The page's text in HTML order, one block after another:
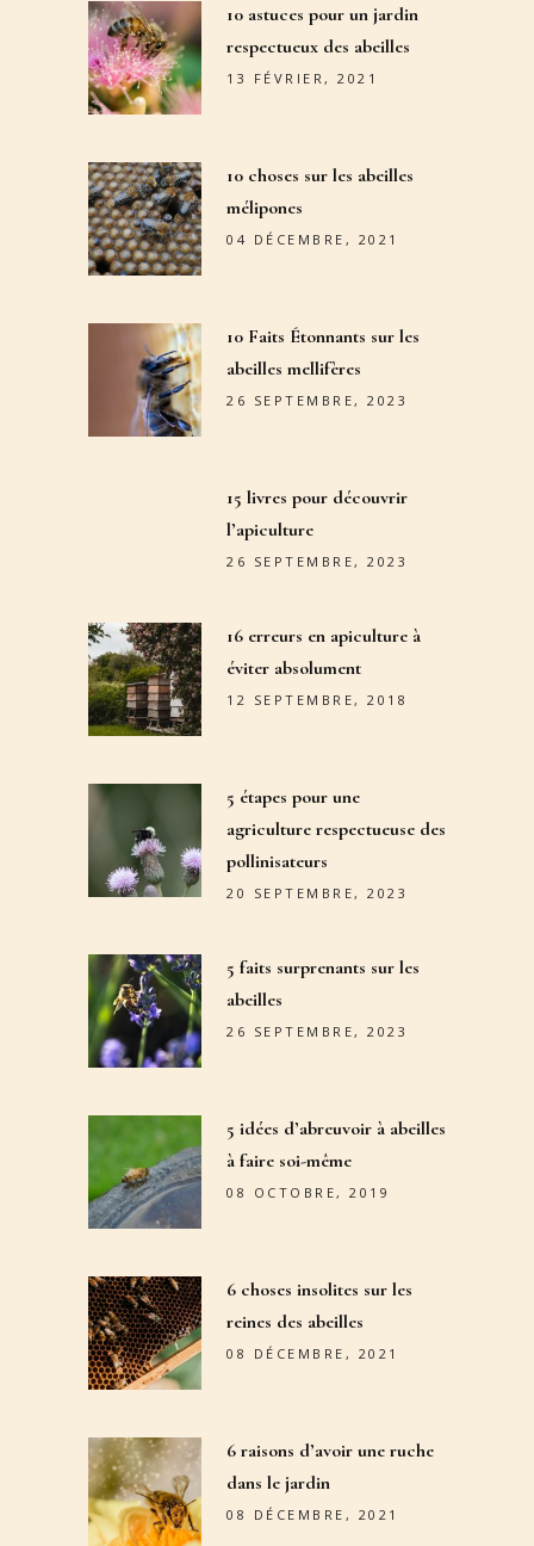
10 astuces pour un jardin
respectueux des abeilles
13 FÉVRIER, 2021
10 choses sur les abeilles
mélipones
04 DÉCEMBRE, 2021
10 Faits Étonnants sur les
abeilles mellifères
26 SEPTEMBRE, 2023
15 livres pour découvrir
l’apiculture
26 SEPTEMBRE, 2023
16 erreurs en apiculture à
éviter absolument
12 SEPTEMBRE, 2018
5 étapes pour une
agriculture respectueuse des
pollinisateurs
20 SEPTEMBRE, 2023
5 faits surprenants sur les
abeilles
26 SEPTEMBRE, 2023
5 idées d’abreuvoir à abeilles
à faire soi-même
08 OCTOBRE, 2019
6 choses insolites sur les
reines des abeilles
08 DÉCEMBRE, 2021
6 raisons d’avoir une ruche
dans le jardin
08 DÉCEMBRE, 2021